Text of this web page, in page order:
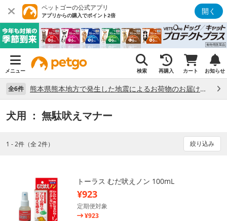
ペットゴーの公式アプリ
アプリからの購入でポイント2倍 開く
メニュー 検索 再購入 カート お知らせ
全6件 熊本県熊本地方で発生した地震によるお荷物のお届け状況について （7/28）
犬用 ： 無駄吠えマナー
1 - 2件（全 2件） 絞り込み
トーラス むだ吠えノン 100mL
¥923
定期便対象
¥923